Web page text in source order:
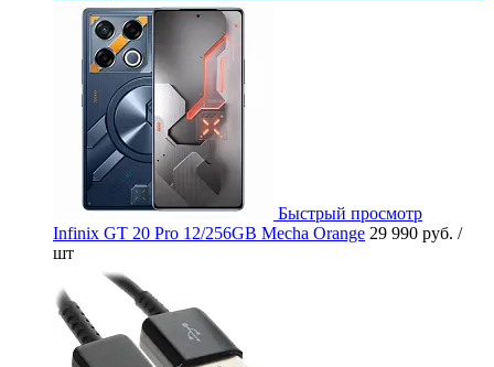
Быстрый просмотр
Infinix GT 20 Pro 12/256GB Mecha Orange 29 990 руб. /
шт